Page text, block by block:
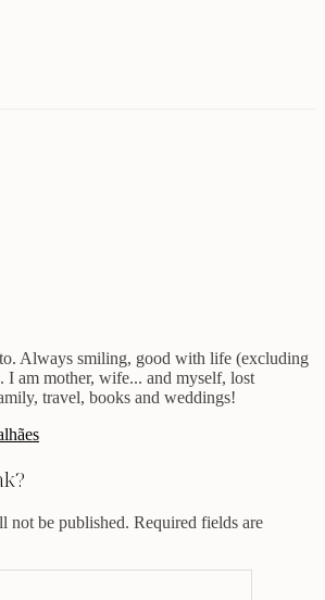
Always smiling, good with life (excluding
I am mother, wife... and myself, lost
travel, books and weddings!
not be published. Required fields are